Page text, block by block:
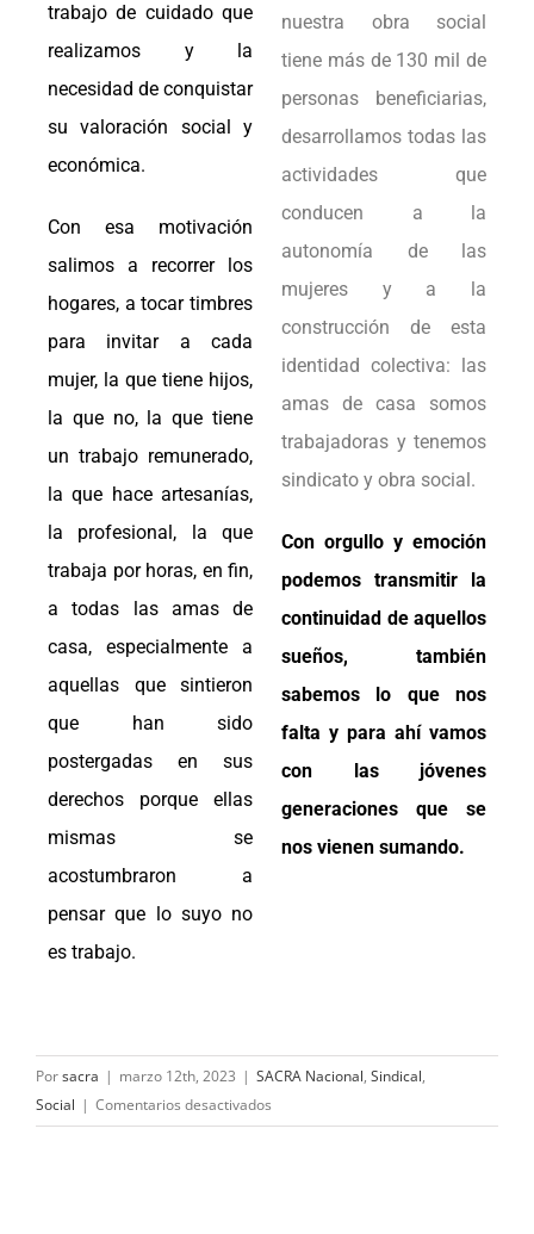
trabajo de cuidado que
realizamos y la
necesidad de conquistar
su valoración social y
económica.
Con esa motivación
salimos a recorrer los
hogares, a tocar timbres
para invitar a cada
mujer, la que tiene hijos,
la que no, la que tiene
un trabajo remunerado,
la que hace artesanías,
la profesional, la que
trabaja por horas, en fin,
a todas las amas de
casa, especialmente a
aquellas que sintieron
que han sido
postergadas en sus
derechos porque ellas
mismas se
acostumbraron a
pensar que lo suyo no
es trabajo.
nuestra obra social
tiene más de 130 mil de
personas beneficiarias,
desarrollamos todas las
actividades que
conducen a la
autonomía de las
mujeres y a la
construcción de esta
identidad colectiva: las
amas de casa somos
trabajadoras y tenemos
sindicato y obra social.
Con orgullo y emoción
podemos transmitir la
continuidad de aquellos
sueños, también
sabemos lo que nos
falta y para ahí vamos
con las jóvenes
generaciones que se
nos vienen sumando.
Porsacra | marzo 12th, 2023 | SACRA Nacional, Sindical,
Social | Comentarios desactivados